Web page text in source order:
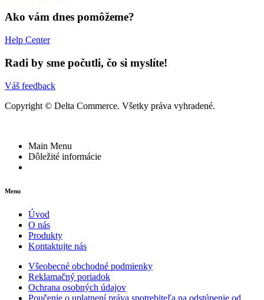
Ako vám dnes pomôžeme?
Help Center
Radi by sme počutli, čo si myslíte!
Váš feedback
Copyright © Delta Commerce. Všetky práva vyhradené.
Main Menu
Dôležité informácie
Menu
Úvod
O nás
Produkty
Kontaktujte nás
Všeobecné obchodné podmienky
Reklamačný poriadok
Ochrana osobných údajov
Poučenie o uplatnení práva spotrebiteľa na odstúpenie od